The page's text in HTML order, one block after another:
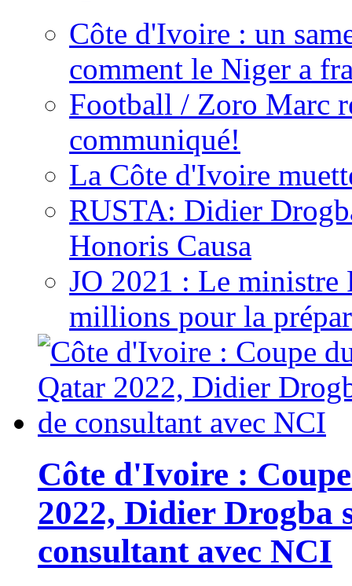
Côte d'Ivoire : un
comment le Niger a
Football / Zoro Marc
communiqué!
La Côte d'Ivoire
RUSTA: Didier
Honoris Causa
JO 2021 : Le ministre
millions pour la
Côte d'Ivoire :
2022, Didier Drogba
consultant avec NCI